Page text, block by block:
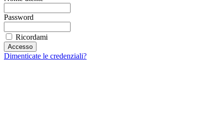
Password
Ricordami
Dimenticate le credenziali?